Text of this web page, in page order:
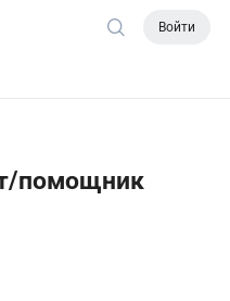
Войти
помощник